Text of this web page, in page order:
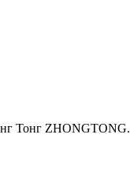
Тонг ZHONGTONG.